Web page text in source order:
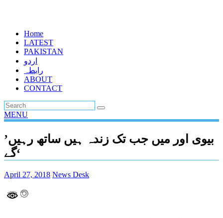
Home
LATEST
PAKISTAN
اردو
رابطہ
ABOUT
CONTACT
MENU
’بیوی اور میں جب تک زندہ ہیں ساتھ رہیں
گے‘
April 27, 2018 News Desk